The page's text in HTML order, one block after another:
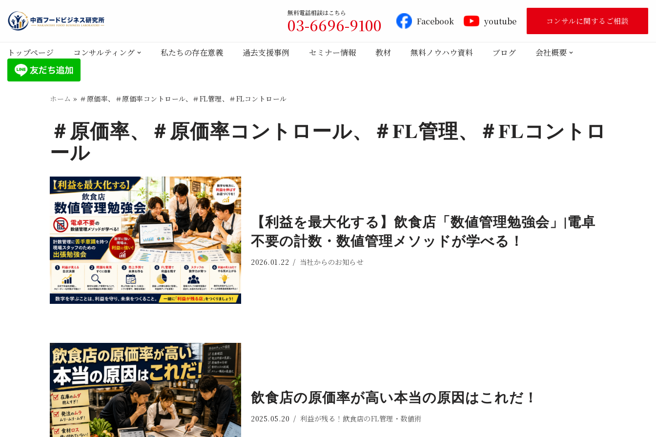
コ
テ
ン
ツ
無料電話相談はこちら
03-6696-9100 Facebook youtube コンサルに関するご相談
トップページ コンサルティング 私たちの存在意義 過去支援事例 セミナー情報 教材 無料ノウハウ資料 ブログ 会社概要
ホーム » ＃原価率、＃原価率コントロール、＃FL管理、＃FLコントロール
＃原価率、＃原価率コントロール、＃FL管理、＃FLコントロ
ール
【利益を最大化する】飲食店「数値管理勉強会」|電卓
不要の計数・数値管理メソッドが学べる！
2026.01.22 当社からのお知らせ
飲食店の原価率が高い本当の原因はこれだ！
2025.05.20 利益が残る！飲食店のFL管理・数値術